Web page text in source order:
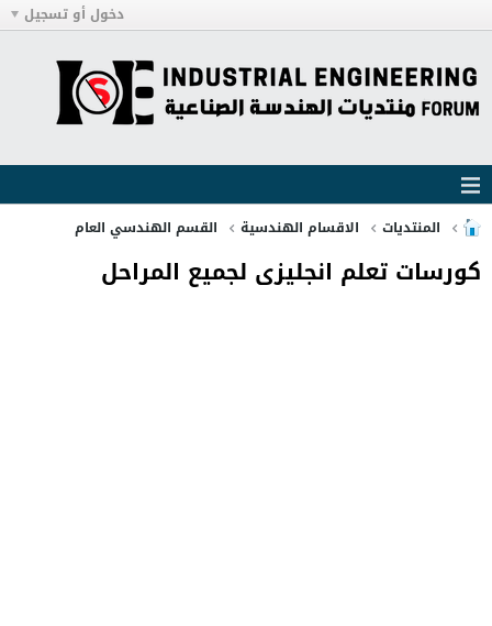
دخول أو تسجيل
المنتديات الاقسام الهندسية القسم الهندسي العام
كورسات تعلم انجليزى لجميع المراحل